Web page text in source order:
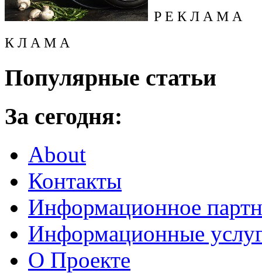
Р Е К Л А М А
К Л А М А
Популярные статьи
За сегодня:
About
Контакты
Информационное
Информационные
О Проекте